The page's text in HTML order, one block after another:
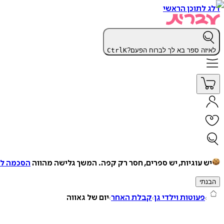
דלג לתוכן הראשי
לאיזה ספר בא לך לברוח הפעם? CtrlK
יש עוגיות, יש ספרים, חסר רק קפה. המשך גלישה מהווה הסכמה
הבנתי
פעוטות וילדי גן קבלת האחר יום של גאווה